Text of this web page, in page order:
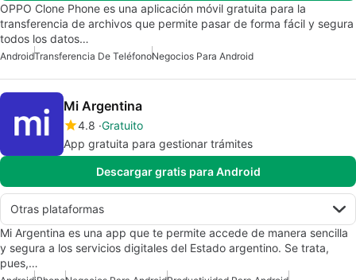
OPPO Clone Phone es una aplicación móvil gratuita para la
transferencia de archivos que permite pasar de forma fácil y segura
todos los datos…
AndroidTransferencia De TeléfonoNegocios Para Android
Mi Argentina
4.8 Gratuito
App gratuita para gestionar trámites
Descargar gratis para Android
Otras plataformas
Mi Argentina es una app que te permite accede de manera sencilla
y segura a los servicios digitales del Estado argentino. Se trata,
pues,…